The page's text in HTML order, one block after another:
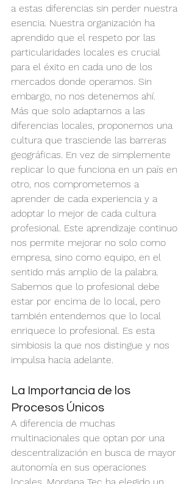
a estas diferencias sin perder nuestra
esencia. Nuestra organización ha
aprendido que el respeto por las
particularidades locales es crucial
para el éxito en cada uno de los
mercados donde operamos. Sin
embargo, no nos detenemos ahí.
Más que solo adaptarnos a las
diferencias locales, proponemos una
cultura que trasciende las barreras
geográficas. En vez de simplemente
replicar lo que funciona en un país en
otro, nos comprometemos a
aprender de cada experiencia y a
adoptar lo mejor de cada cultura
profesional. Este aprendizaje continuo
nos permite mejorar no solo como
empresa, sino como equipo, en el
sentido más amplio de la palabra.
Sabemos que lo profesional debe
estar por encima de lo local, pero
también entendemos que lo local
enriquece lo profesional. Es esta
simbiosis la que nos distingue y nos
impulsa hacia adelante.
La Importancia de los
Procesos Únicos
A diferencia de muchas
multinacionales que optan por una
descentralización en busca de mayor
autonomía en sus operaciones